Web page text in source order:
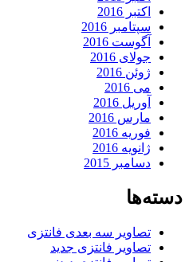
اکتبر 2016
سپتامبر 2016
آگوست 2016
جولای 2016
ژوئن 2016
می 2016
آوریل 2016
مارس 2016
فوریه 2016
ژانویه 2016
دسامبر 2015
دسته‌ها
تصاویر سه بعدی فانتزی
تصاویر فانتزی جدید